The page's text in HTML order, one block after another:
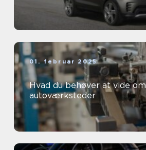
01. februar 2025
Hvad du behøver at vide om
autoværksteder